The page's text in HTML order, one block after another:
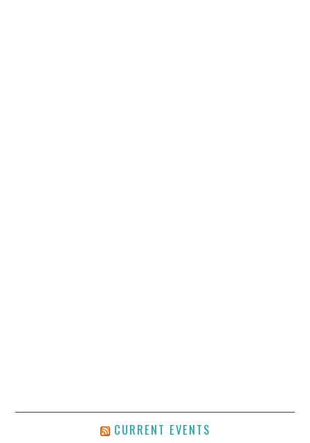
CURRENT EVENTS